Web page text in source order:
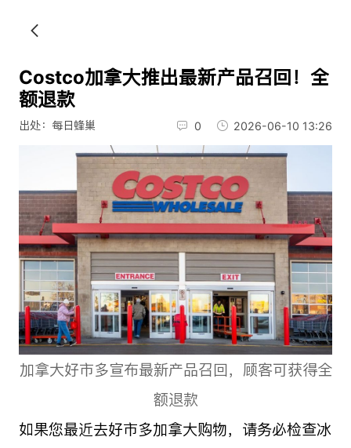
Costco加拿大推出最新产品召回！全
额退款
出处：每日蜂巢 0 2026-06-10 13:26
加拿大好市多宣布最新产品召回，顾客可获得全
额退款
如果您最近去好市多加拿大购物，请务必检查冰